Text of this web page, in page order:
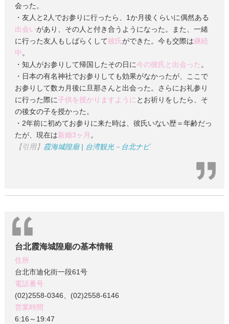
会った。
・友人と2人でお参りに行ったら、1か月後くらいに偶然ある
出会いがあり、その人と付き合うようになった。また、一緒
に行った友人もしばらくして彼氏ができた。今も交際は継続
中。
・知人がお参りして帰国したその日に今の彼氏と出会った。
・日本の有名神社でお参りしても効果がなかったが、ここで
お参りして数カ月後に旦那さんと出会った。さらにお礼参り
に行った際に子供を授かりますようにとお祈りをしたら、そ
の後女の子を授かった。
・2年前に初めてお参りに来た時は、彼氏いない歴＝年齢だっ
たが、現在は新婚3ヶ月 。
【引用】 霞海城隍廟 | 台湾観光－台北ナビ
台北霞海城隍廟の基本情報
住所
台北市迪化街一段61号
電話番号
(02)2558-0346、(02)2558-6146
営業時間
6:16～19:47